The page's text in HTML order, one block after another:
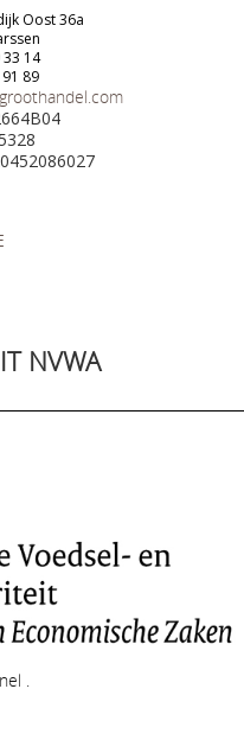
Oost 36a
14
89
NVWA
.